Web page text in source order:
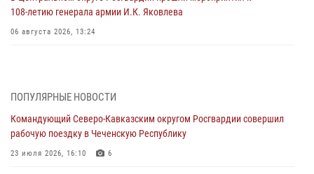
108‑летию генерала армии И.К. Яковлева
06 августа 2026, 13:24
06 августа 2026, 12:35 1
Росгвардейцы провели выставку вооружения для участников сбора
«Гвардеец» в Пензе (видео)
06 августа 2026, 12:00
ПОПУЛЯРНЫЕ НОВОСТИ
Командующий Северо-Кавказским округом Росгвардии совершил
рабочую поездку в Чеченскую Республику
23 июля 2026, 16:10 6